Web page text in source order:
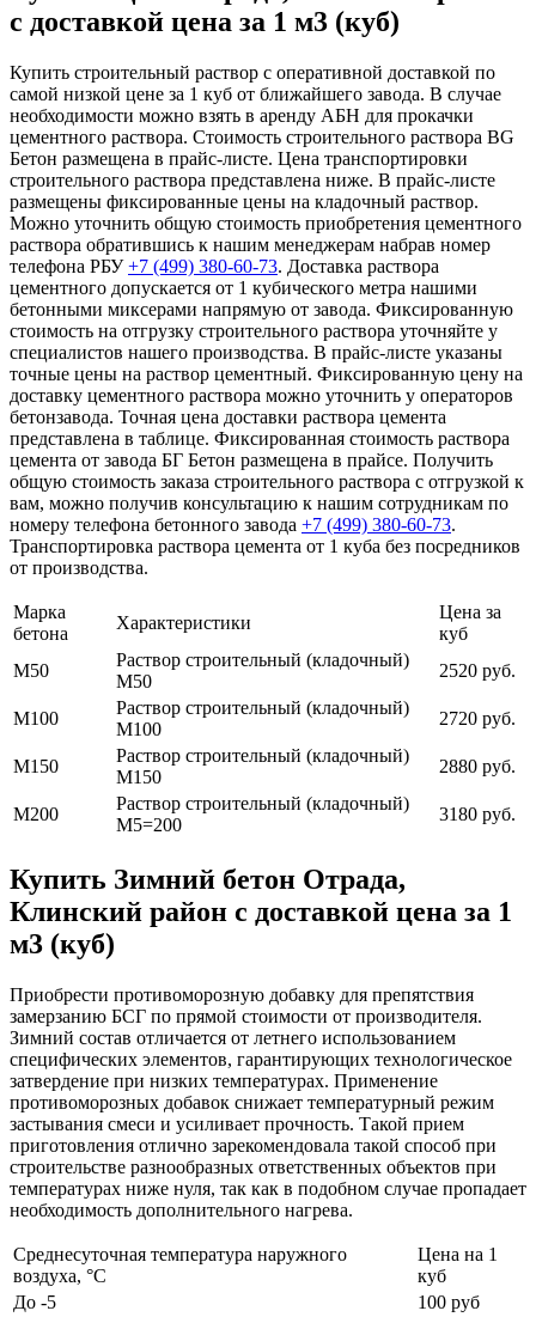
с доставкой цена за 1 м3 (куб)
Купить строительный раствор с оперативной доставкой по
самой низкой цене за 1 куб от ближайшего завода. В случае
необходимости можно взять в аренду АБН для прокачки
цементного раствора. Стоимость строительного раствора BG
Бетон размещена в прайс-листе. Цена транспортировки
строительного раствора представлена ниже. В прайс-листе
размещены фиксированные цены на кладочный раствор.
Можно уточнить общую стоимость приобретения цементного
раствора обратившись к нашим менеджерам набрав номер
телефона РБУ+7 (499) 380-60-73. Доставка раствора
цементного допускается от 1 кубического метра нашими
бетонными миксерами напрямую от завода. Фиксированную
стоимость на отгрузку строительного раствора уточняйте у
специалистов нашего производства. В прайс-листе указаны
точные цены на раствор цементный. Фиксированную цену на
доставку цементного раствора можно уточнить у операторов
бетонзавода. Точная цена доставки раствора цемента
представлена в таблице. Фиксированная стоимость раствора
цемента от завода БГ Бетон размещена в прайсе. Получить
общую стоимость заказа строительного раствора с отгрузкой к
вам, можно получив консультацию к нашим сотрудникам по
номеру телефона бетонного завода +7 (499) 380-60-73.
Транспортировка раствора цемента от 1 куба без посредников
от производства.
Марка
бетона
Характеристики
Цена за
куб
М50
Раствор строительный (кладочный)
М50
2520 руб.
М100
Раствор строительный (кладочный)
М100
2720 руб.
М150
Раствор строительный (кладочный)
М150
2880 руб.
М200
Раствор строительный (кладочный)
М5=200
3180 руб.
Купить Зимний бетон Отрада,
Клинский район с доставкой цена за 1
м3 (куб)
Приобрести противоморозную добавку для препятствия
замерзанию БСГ по прямой стоимости от производителя.
Зимний состав отличается от летнего использованием
специфических элементов, гарантирующих технологическое
затвердение при низких температурах. Применение
противоморозных добавок снижает температурный режим
застывания смеси и усиливает прочность. Такой прием
приготовления отлично зарекомендовала такой способ при
строительстве разнообразных ответственных объектов при
температурах ниже нуля, так как в подобном случае пропадает
необходимость дополнительного нагрева.
Среднесуточная температура наружного
воздуха, °C
Цена на 1
куб
До -5
100 руб